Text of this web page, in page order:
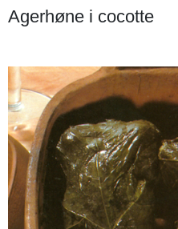
Agerhøne i cocotte